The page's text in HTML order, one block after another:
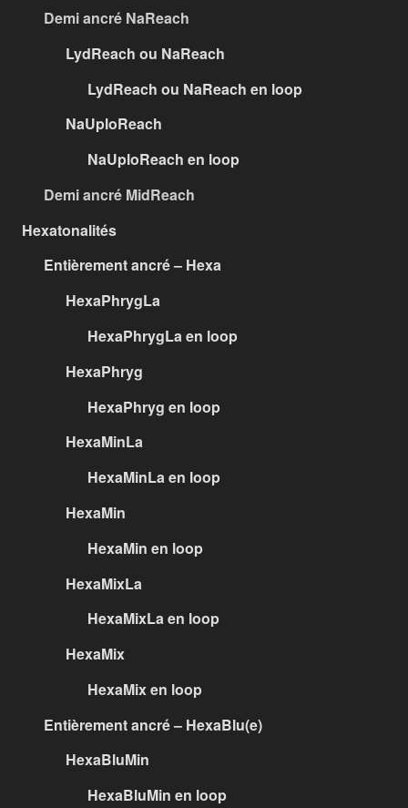
Demi ancré NaReach
LydReach ou NaReach
LydReach ou NaReach en loop
NaUploReach
NaUploReach en loop
Demi ancré MidReach
Hexatonalités
Entièrement ancré – Hexa
HexaPhrygLa
HexaPhrygLa en loop
HexaPhryg
HexaPhryg en loop
HexaMinLa
HexaMinLa en loop
HexaMin
HexaMin en loop
HexaMixLa
HexaMixLa en loop
HexaMix
HexaMix en loop
Entièrement ancré – HexaBlu(e)
HexaBluMin
HexaBluMin en loop